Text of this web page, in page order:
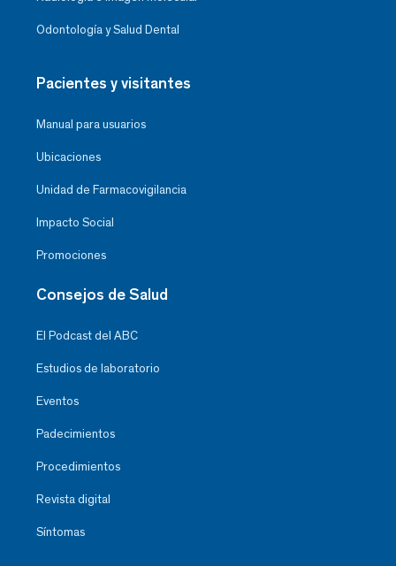
Odontología y Salud Dental
Pacientes y visitantes
Manual para usuarios
Ubicaciones
Unidad de Farmacovigilancia
Impacto Social
Promociones
Consejos de Salud
El Podcast del ABC
Estudios de laboratorio
Eventos
Padecimientos
Procedimientos
Revista digital
Síntomas